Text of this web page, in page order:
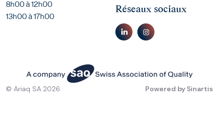
8h00 à 12h00
13h00 à 17h00
Réseaux sociaux
© Ariaq SA 2026 Powered by Sinartis